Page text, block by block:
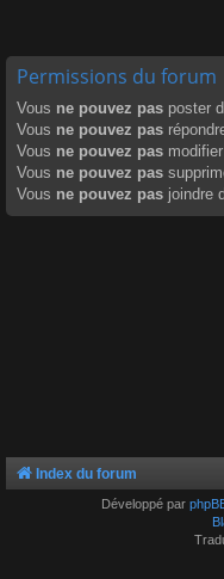
Permissions du forum
Vous ne pouvez pas poster
Vous ne pouvez pas
Vous ne pouvez pas
Vous ne pouvez pas
Vous ne pouvez pas joindre
Index du forum
Développé par